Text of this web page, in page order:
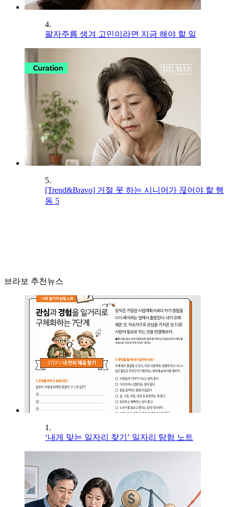
4.
팔자주름 생겨 고민이라면 지금 해야 할 일
5.
[Trend&Bravo] 거절 못 하는 시니어가 끊어야 할 행
동 5
브라보 추천뉴스
1.
‘내게 맞는 일자리 찾기’ 일자리 탐험 노트